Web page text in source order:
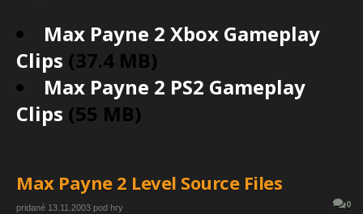
Max Payne 2 Xbox Gameplay
Clips (37.4 MB)
Max Payne 2 PS2 Gameplay
Clips (55 MB)
Max Payne 2 Level Source Files
0
pridané 13.11.2003 pod hry